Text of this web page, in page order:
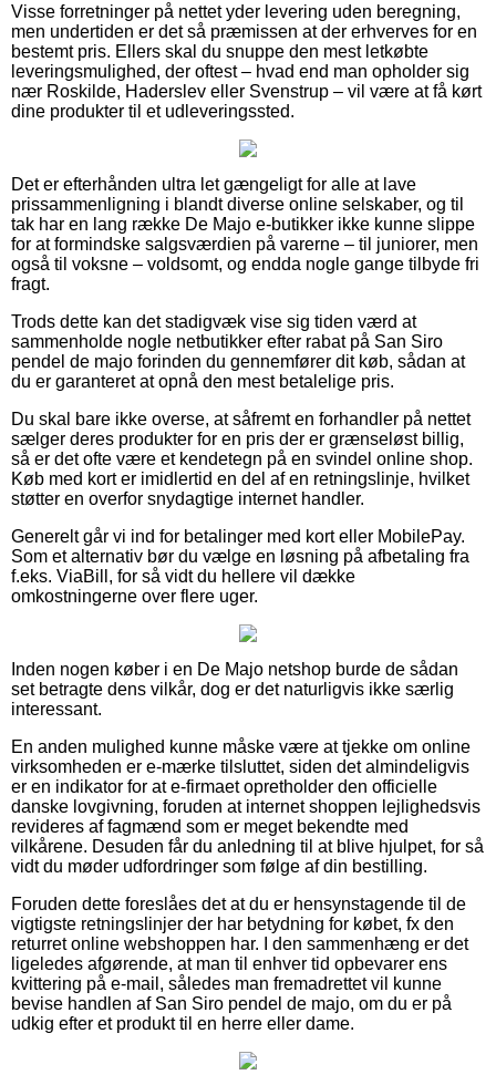
Visse forretninger på nettet yder levering uden beregning,
men undertiden er det så præmissen at der erhverves for en
bestemt pris. Ellers skal du snuppe den mest letkøbte
leveringsmulighed, der oftest – hvad end man opholder sig
nær Roskilde, Haderslev eller Svenstrup – vil være at få kørt
dine produkter til et udleveringssted.
Det er efterhånden ultra let gængeligt for alle at lave
prissammenligning i blandt diverse online selskaber, og til
tak har en lang række De Majo e-butikker ikke kunne slippe
for at formindske salgsværdien på varerne – til juniorer, men
også til voksne – voldsomt, og endda nogle gange tilbyde fri
fragt.
Trods dette kan det stadigvæk vise sig tiden værd at
sammenholde nogle netbutikker efter rabat på San Siro
pendel de majo forinden du gennemfører dit køb, sådan at
du er garanteret at opnå den mest betalelige pris.
Du skal bare ikke overse, at såfremt en forhandler på nettet
sælger deres produkter for en pris der er grænseløst billig,
så er det ofte være et kendetegn på en svindel online shop.
Køb med kort er imidlertid en del af en retningslinje, hvilket
støtter en overfor snydagtige internet handler.
Generelt går vi ind for betalinger med kort eller MobilePay.
Som et alternativ bør du vælge en løsning på afbetaling fra
f.eks. ViaBill, for så vidt du hellere vil dække
omkostningerne over flere uger.
Inden nogen køber i en De Majo netshop burde de sådan
set betragte dens vilkår, dog er det naturligvis ikke særlig
interessant.
En anden mulighed kunne måske være at tjekke om online
virksomheden er e-mærke tilsluttet, siden det almindeligvis
er en indikator for at e-firmaet opretholder den officielle
danske lovgivning, foruden at internet shoppen lejlighedsvis
revideres af fagmænd som er meget bekendte med
vilkårene. Desuden får du anledning til at blive hjulpet, for så
vidt du møder udfordringer som følge af din bestilling.
Foruden dette foreslåes det at du er hensynstagende til de
vigtigste retningslinjer der har betydning for købet, fx den
returret online webshoppen har. I den sammenhæng er det
ligeledes afgørende, at man til enhver tid opbevarer ens
kvittering på e-mail, således man fremadrettet vil kunne
bevise handlen af San Siro pendel de majo, om du er på
udkig efter et produkt til en herre eller dame.